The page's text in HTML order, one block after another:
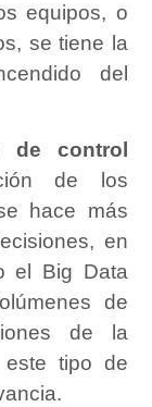
equipos, o
se tiene la
del
de control
de los
hace más
en
el Big Data
de
de la
tipo de